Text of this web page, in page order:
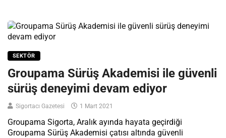
SEKTÖR
Groupama Sürüş Akademisi ile güvenli
sürüş deneyimi devam ediyor
Sigortacı Gazetesi 1 Mart 2021
Groupama Sigorta, Aralık ayında hayata geçirdiği
Groupama Sürüş Akademisi çatısı altında güvenli